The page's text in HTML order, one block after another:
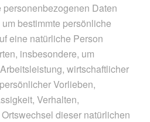
personenbezogenen Daten
bestimmte persönliche
eine natürliche Person
insbesondere, um
wirtschaftlicher
Vorlieben,
Verhalten,
dieser natürlichen